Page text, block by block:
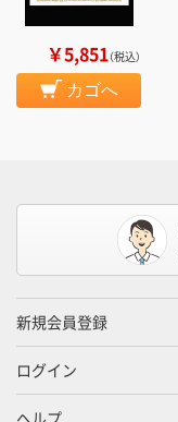
￥5,851（税込）
カゴへ
新規会員登録
ログイン